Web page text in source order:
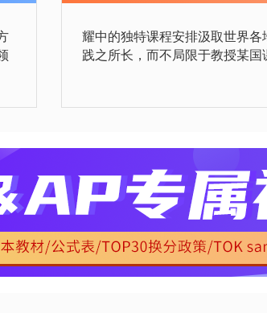
耀中的独特课程安排汲取世界各
践之所长，而不局限于教授某国